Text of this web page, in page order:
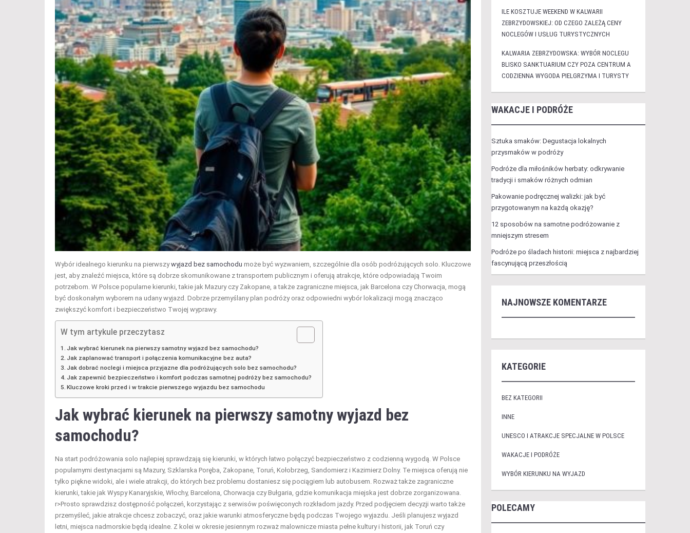
Wybór idealnego kierunku na pierwszywyjazd bez samochodu może być wyzwaniem, szczególnie dla osób podróżujących solo. Kluczowe
jest, aby znaleźć miejsca, które są dobrze skomunikowane z transportem publicznym i oferują atrakcje, które odpowiadają Twoim
potrzebom. W Polsce popularne kierunki, takie jak Mazury czy Zakopane, a także zagraniczne miejsca, jak Barcelona czy Chorwacja, mogą
być doskonałym wyborem na udany wyjazd. Dobrze przemyślany plan podróży oraz odpowiedni wybór lokalizacji mogą znacząco
zwiększyć komfort i bezpieczeństwo Twojej wyprawy.
W tym artykule przeczytasz
Jak wybrać kierunek na pierwszy samotny wyjazd bez samochodu?
Jak zaplanować transport i połączenia komunikacyjne bez auta?
Jak dobrać noclegi i miejsca przyjazne dla podróżujących solo bez samochodu?
Jak zapewnić bezpieczeństwo i komfort podczas samotnej podróży bez samochodu?
Kluczowe kroki przed i w trakcie pierwszego wyjazdu bez samochodu
Jak wybrać kierunek na pierwszy samotny wyjazd bez
samochodu?
Na start podróżowania solo najlepiej sprawdzają się kierunki, w których łatwo połączyć bezpieczeństwo z codzienną wygodą. W Polsce
popularnymi destynacjami są Mazury, Szklarska Poręba, Zakopane, Toruń, Kołobrzeg, Sandomierz i Kazimierz Dolny. Te miejsca oferują nie
tylko piękne widoki, ale i wiele atrakcji, do których bez problemu dostaniesz się pociągiem lub autobusem. Rozważ także zagraniczne
kierunki, takie jak Wyspy Kanaryjskie, Włochy, Barcelona, Chorwacja czy Bułgaria, gdzie komunikacja miejska jest dobrze zorganizowana.
r>Prosto sprawdzisz dostępność połączeń, korzystając z serwisów poświęconych rozkładom jazdy. Przed podjęciem decyzji warto także
przemyśleć, jakie atrakcje chcesz zobaczyć, oraz jakie warunki atmosferyczne będą podczas Twojego wyjazdu. Jeśli planujesz wyjazd
letni, miejsca nadmorskie będą idealne. Z kolei w okresie jesiennym rozważ malownicze miasta pełne kultury i historii, jak Toruń czy
ILE KOSZTUJE WEEKEND W KALWARII
ZEBRZYDOWSKIEJ: OD CZEGO ZALEŻĄ CENY
NOCLEGÓW I USŁUG TURYSTYCZNYCH
KALWARIA ZEBRZYDOWSKA: WYBÓR NOCLEGU
BLISKO SANKTUARIUM CZY POZA CENTRUM A
CODZIENNA WYGODA PIELGRZYMA I TURYSTY
WAKACJE I PODRÓŻE
Sztuka smaków: Degustacja lokalnych
przysmaków w podróży
Podróże dla miłośników herbaty: odkrywanie
tradycji i smaków różnych odmian
Pakowanie podręcznej walizki: jak być
przygotowanym na każdą okazję?
12 sposobów na samotne podróżowanie z
mniejszym stresem
Podróże po śladach historii: miejsca z najbardziej
fascynującą przeszłością
NAJNOWSZE KOMENTARZE
KATEGORIE
BEZ KATEGORII
INNE
UNESCO I ATRAKCJE SPECJALNE W POLSCE
WAKACJE I PODRÓŻE
WYBÓR KIERUNKU NA WYJAZD
POLECAMY